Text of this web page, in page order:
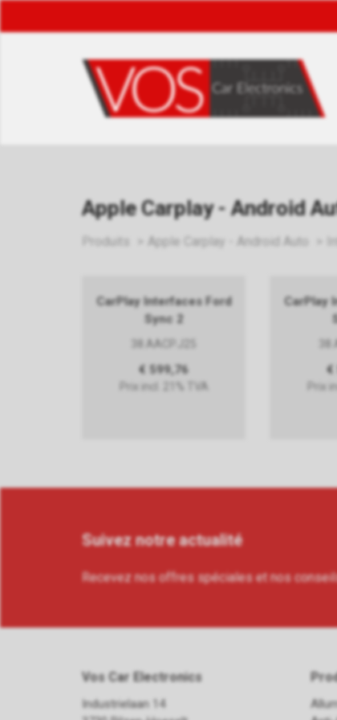
Apple Carplay - Android
Produits Apple Carplay - Android Auto
CarPlay Interfaces Ford
Sync 2
38.AACP.J25
€ 599,76
Prix incl. 21% TVA
CarPlay
€
Prix
Suivez notre actualité
Recevez nos offres spéciales et nos
Vos Car Electronics
Industrielaan 14